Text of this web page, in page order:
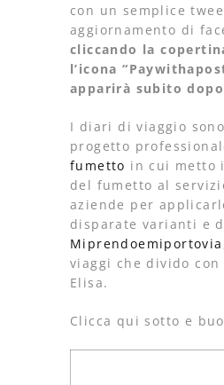
con un semplice
aggiornamento di
cliccando la
l’icona
apparirà subito
I diari di viaggio
progetto
fumetto in cui metto
del fumetto al
aziende per
disparate varianti e
Miprendoemiportovia
viaggi che divido con
Elisa.
Clicca qui sotto e